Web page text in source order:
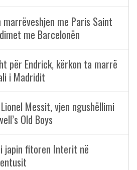
me Paris Saint
me Barcelonën
për Endrick, kërkon ta marrë
i Madridit
Messit, vjen ngushëllimi
Old Boys
japin fitoren Interit në